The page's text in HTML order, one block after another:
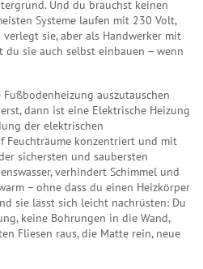
Und du brauchst keinen
Systeme laufen mit 230 Volt,
sie, aber als Handwerker mit
sie auch selbst einbauen – wenn
auszutauschen
dann ist eine Elektrische Heizung
der elektrischen
Feuchträume konzentriert und mit
sichersten und saubersten
verhindert Schimmel und
– ohne dass du einen Heizkörper
sie lässt sich leicht nachrüsten: Du
keine Bohrungen in die Wand,
Fliesen raus, die Matte rein, neue